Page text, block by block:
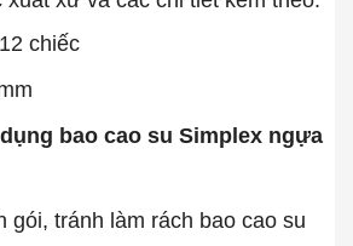
chiếc
bao cao su Simplex ngựa
gói, tránh làm rách bao cao su